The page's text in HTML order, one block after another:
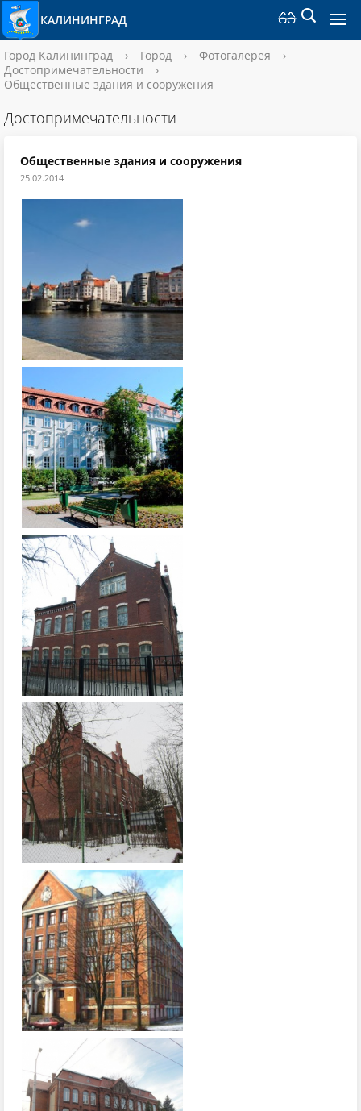
КАЛИНИНГРАД
Город Калининград › Город › Фотогалерея
›
Достопримечательности
›
Общественные здания и сооружения
Достопримечательности
Общественные здания и сооружения
25.02.2014